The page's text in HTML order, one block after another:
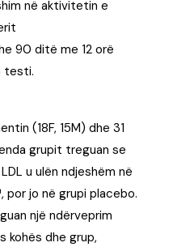
në aktivitetin e
90 ditë me 12 orë
testi.
(18F, 15M) dhe 31
grupit treguan se
u ulën ndjeshëm në
jo në grupi placebo.
një ndërveprim
dhe grup,